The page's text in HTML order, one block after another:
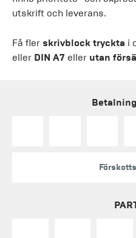
utskrift och leverans.
Få fler skrivblock tryckta i
eller DIN A7 eller utan